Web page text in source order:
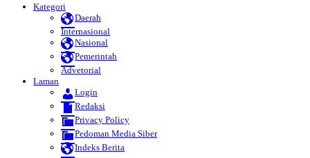
Kategori
Daerah
Internasional
Nasional
Pemerintah
Advetorial
Laman
Login
Redaksi
Privacy Policy
Pedoman Media Siber
Indeks Berita